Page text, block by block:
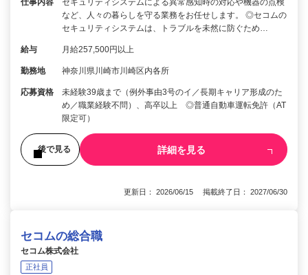
仕事内容
セキュリティシステムによる異常感知時の対応や機器の点検
など、人々の暮らしを守る業務をお任せします。 ◎セコムの
セキュリティシステムは、トラブルを未然に防ぐため…
給与 月給257,500円以上
勤務地 神奈川県川崎市川崎区内各所
応募資格
未経験39歳まで（例外事由3号のイ／長期キャリア形成のた
め／職業経験不問）、高卒以上 ◎普通自動車運転免許（AT
限定可）
後で見る 詳細を見る
更新日： 2026/06/15 掲載終了日： 2027/06/30
セコムの総合職
セコム株式会社
正社員